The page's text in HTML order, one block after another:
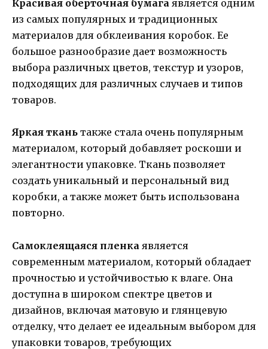
Красивая оберточная бумага является одним
из самых популярных и традиционных
материалов для обклеивания коробок. Ее
большое разнообразие дает возможность
выбора различных цветов, текстур и узоров,
подходящих для различных случаев и типов
товаров.
Яркая ткань также стала очень популярным
материалом, который добавляет роскоши и
элегантности упаковке. Ткань позволяет
создать уникальный и персональный вид
коробки, а также может быть использована
повторно.
Самоклеящаяся пленка является
современным материалом, который обладает
прочностью и устойчивостью к влаге. Она
доступна в широком спектре цветов и
дизайнов, включая матовую и глянцевую
отделку, что делает ее идеальным выбором для
упаковки товаров, требующих